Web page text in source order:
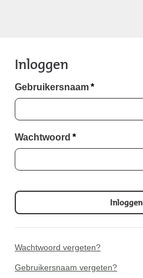
Inloggen
Gebruikersnaam*
Wachtwoord *
Inloggen
Wachtwoord vergeten?
Gebruikersnaam vergeten?